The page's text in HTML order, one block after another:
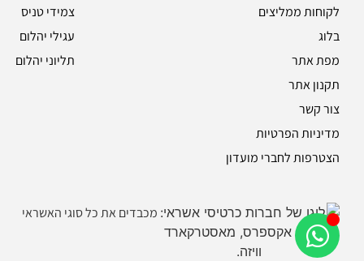
לקוחות ממליצים
בלוג
מפת אתר
תקנון אתר
צור קשר
מדיניות הפרטיות
הצטרפות לחברי מועדון
צמידי טניס
עגילי יהלום
תליוני יהלום
מכבדים את כל סוגי האשראי